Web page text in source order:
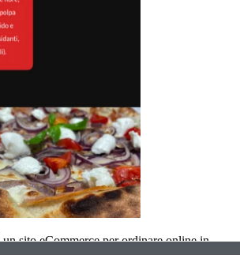
sito eCommerce per ordinare online in